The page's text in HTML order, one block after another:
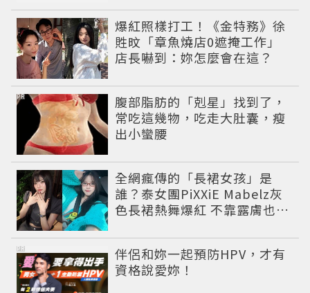
爆紅照樣打工！《金特務》徐
貹旼「章魚燒店0遮掩工作」
店長嚇到：妳怎麼會在這？
腹部脂肪的「剋星」找到了，
常吃這幾物，吃走大肚囊，瘦
出小蠻腰
PR
全網瘋傳的「長裙女孩」是
誰？泰女團PiXXiE Mabelz灰
色長裙熱舞爆紅 不靠露膚也能
伴侶和妳一起預防HPV，才有
資格說愛妳！
PR